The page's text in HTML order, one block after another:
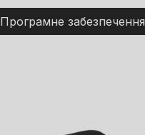
Програмне забезпечення